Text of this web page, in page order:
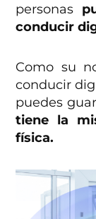
personas
conducir
Como su
conducir
puedes
tiene la
física.